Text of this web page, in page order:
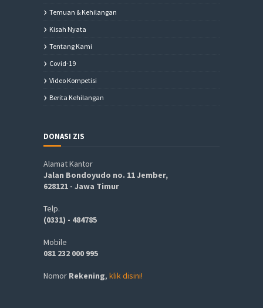
Temuan & Kehilangan
Kisah Nyata
Tentang Kami
Covid-19
Video Kompetisi
Berita Kehilangan
DONASI ZIS
Alamat Kantor
Jalan Bondoyudo no. 11 Jember,
628121 - Jawa Timur
Telp.
(0331) - 484785
Mobile
081 232 000 995
Nomor Rekening, klik disini!